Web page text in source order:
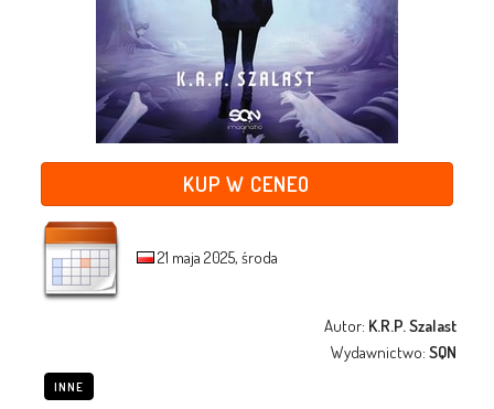
KUP W CENEO
21 maja 2025, środa
Autor: K.R.P. Szalast
Wydawnictwo:SQN
INNE